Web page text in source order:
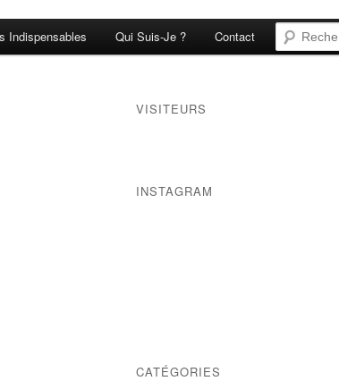
Indispensables Qui Suis-Je ? Contact
VISITEURS
INSTAGRAM
CATÉGORIES